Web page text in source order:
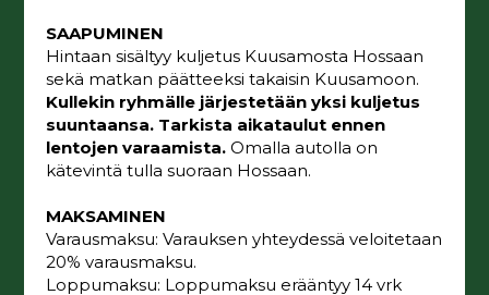
SAAPUMINEN
Hintaan sisältyy kuljetus Kuusamosta Hossaan
sekä matkan päätteeksi takaisin Kuusamoon.
Kullekin ryhmälle järjestetään yksi kuljetus
suuntaansa. Tarkista aikataulut ennen
lentojen varaamista.Omalla autolla on
kätevintä tulla suoraan Hossaan.
MAKSAMINEN
Varausmaksu: Varauksen yhteydessä veloitetaan
20% varausmaksu.
Loppumaksu: Loppumaksu erääntyy 14 vrk